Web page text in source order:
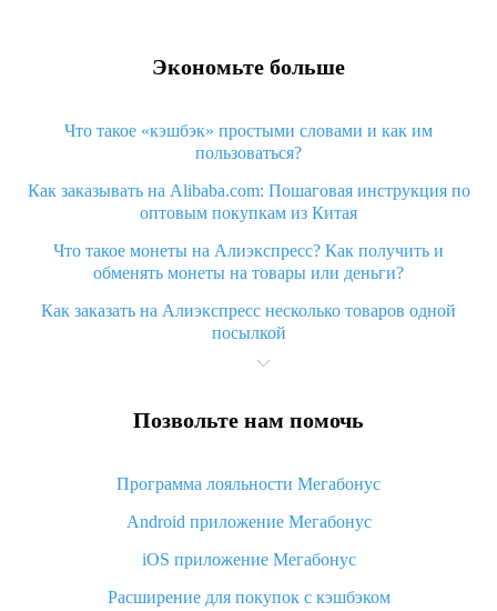
Экономьте больше
Что такое «кэшбэк» простыми словами и как им
пользоваться?
Как заказывать на Alibaba.com: Пошаговая инструкция по
оптовым покупкам из Китая
Что такое монеты на Алиэкспресс? Как получить и
обменять монеты на товары или деньги?
Как заказать на Алиэкспресс несколько товаров одной
посылкой
Что значит статус «Заказ закрыт» на Алиэкспресс и что
Что делать, если Алиэкспресс просит ввести паспортные
Как узнать, куда пришла посылка с Алиэкспресс
Вы отменили заказ на Алиэкспресс, когда вернут деньги?
Что такое баллы на Алиэкспресс, как их получить и
Позвольте нам помочь
Программа лояльности Мегабонус
Android приложение Мегабонус
iOS приложение Мегабонус
Расширение для покупок с кэшбэком